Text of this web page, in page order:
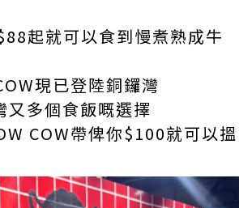
起就可以食到慢煮熟成牛
現已登陸銅鑼灣
又多個食飯嘅選擇
COW帶俾你$100就可以搵